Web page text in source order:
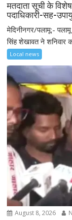
मतदाता सूची के
पदाधिकारी-सह-
मेदिनीनगर/पलामू:- पलामू
सिंह शेखावत ने शनिवार
Local news
August 8, 2026